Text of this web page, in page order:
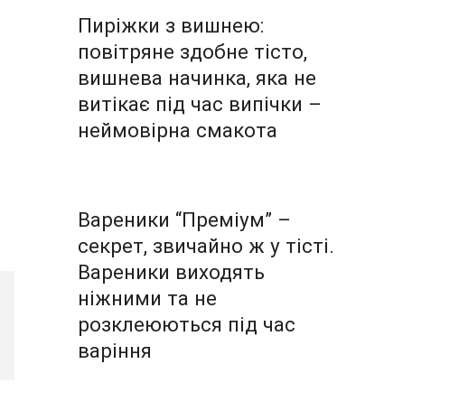
Пиріжки з вишнею:
повітряне здобне тісто,
вишнева начинка, яка не
витікає під час випічки –
неймовірна смакота
Вареники “Преміум” –
секрет, звичайно ж у тісті.
Вареники виходять
ніжними та не
розклеюються під час
варіння